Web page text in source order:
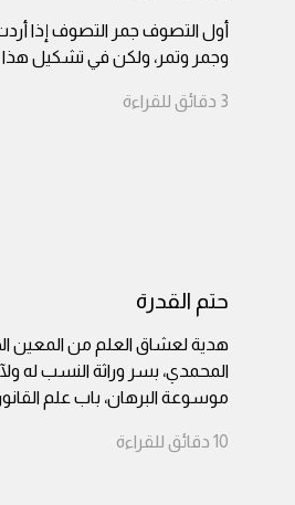
أول التصوف جمر التصوف إذا
وجمر وتمر، ولكن في تشكيل هذا
3 دقائق للقراءة
حتم القدرة
هدية لعشاق العلم من المعين
المحمدي، بسر وراثة النسب له
موسوعة البرهان، باب علم
10 دقائق للقراءة